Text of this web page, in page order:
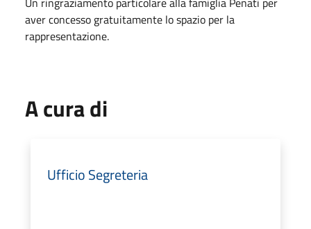
aver concesso gratuitamente lo spazio per la
rappresentazione.
A cura di
Ufficio Segreteria